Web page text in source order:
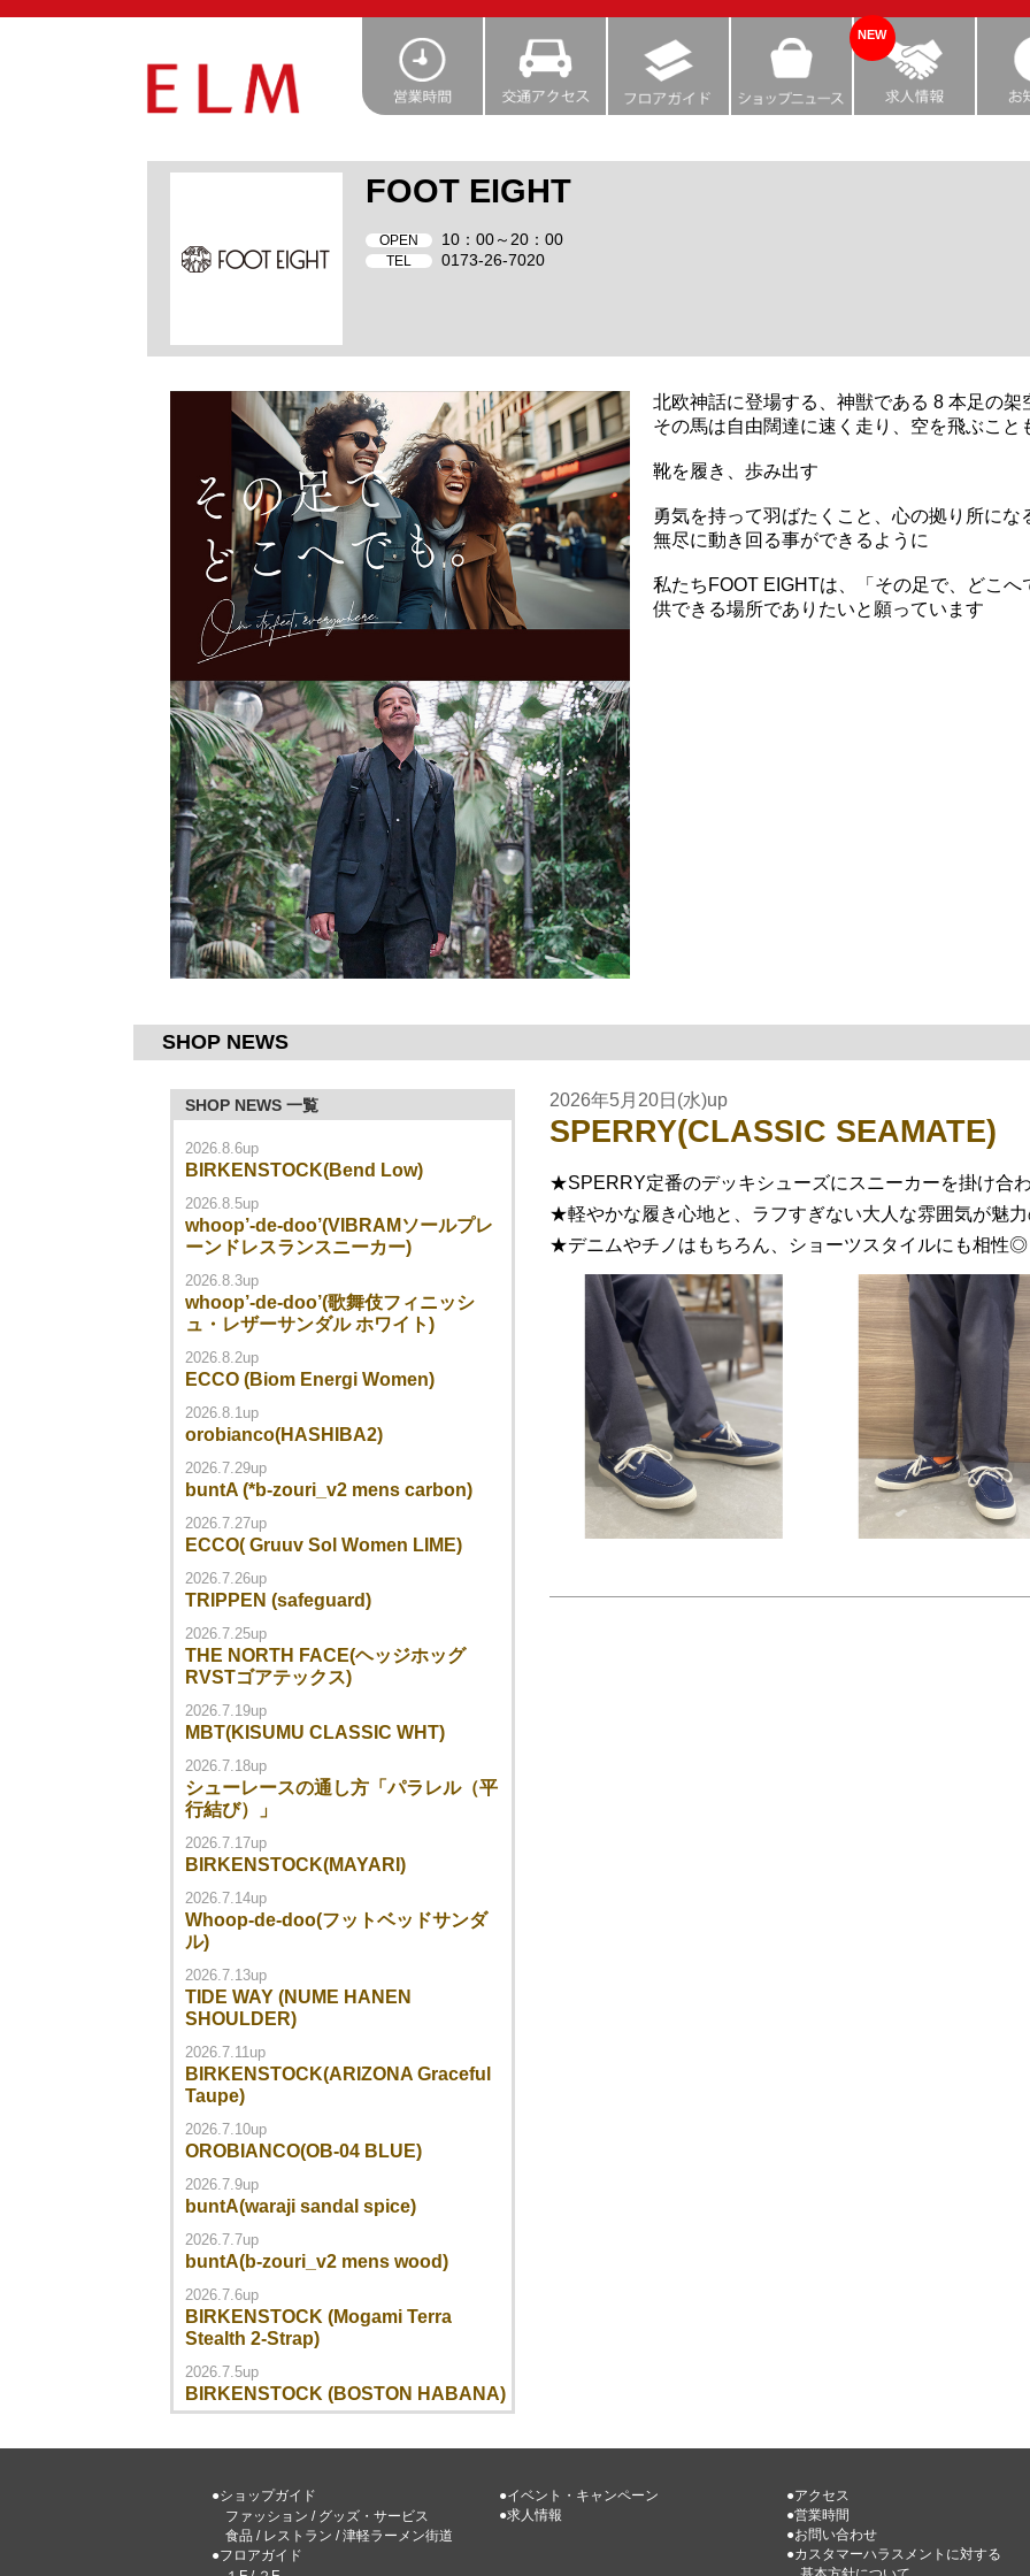
NEW
FOOT EIGHT
OPEN 10：00～20：00
TEL 0173-26-7020
北欧神話に登場する、神獣である 8 本足の架
その馬は自由闊達に速く走り、空を飛ぶこと
靴を履き、歩み出す
勇気を持って羽ばたくこと、心の拠り所に
無尽に動き回る事ができるように
私たちFOOT EIGHTは、「その足で、どこ
供できる場所でありたいと願っています
SHOP NEWS
SHOP NEWS 一覧
2026.8.6up
BIRKENSTOCK(Bend Low)
2026.8.5up
whoop’-de-doo’(VIBRAMソールプレ
ーンドレスランスニーカー)
2026.8.3up
whoop’-de-doo’(歌舞伎フィニッシ
ュ・レザーサンダル ホワイト)
2026.8.2up
ECCO (Biom Energi Women)
2026.8.1up
orobianco(HASHIBA2)
2026.7.29up
buntA (*b-zouri_v2 mens carbon)
2026.7.27up
ECCO( Gruuv Sol Women LIME)
2026.7.26up
TRIPPEN (safeguard)
2026.7.25up
THE NORTH FACE(ヘッジホッグ
RVSTゴアテックス)
2026.7.19up
MBT(KISUMU CLASSIC WHT)
2026.7.18up
シューレースの通し方「パラレル（平
行結び）」
2026.7.17up
BIRKENSTOCK(MAYARI)
2026.7.14up
Whoop-de-doo(フットベッドサンダ
ル)
2026.7.13up
TIDE WAY (NUME HANEN
SHOULDER)
2026.7.11up
BIRKENSTOCK(ARIZONA Graceful
Taupe)
2026.7.10up
OROBIANCO(OB-04 BLUE)
2026.7.9up
buntA(waraji sandal spice)
2026.7.7up
buntA(b-zouri_v2 mens wood)
2026.7.6up
BIRKENSTOCK (Mogami Terra
Stealth 2-Strap)
2026.7.5up
BIRKENSTOCK (BOSTON HABANA)
2026年5月20日(水)up
SPERRY(CLASSIC SEAMATE)
★SPERRY定番のデッキシューズにスニーカーを掛け合
★軽やかな履き心地と、ラフすぎない大人な雰囲気が魅力
★デニムやチノはもちろん、ショーツスタイルにも相性◎
●ショップガイド
ファッション / グッズ・サービス
食品 / レストラン /津軽ラーメン街道
●フロアガイド
●イベント・キャンペーン
●求人情報
●アクセス
●営業時間
●お問い合わせ
●カスタマーハラスメントに対する